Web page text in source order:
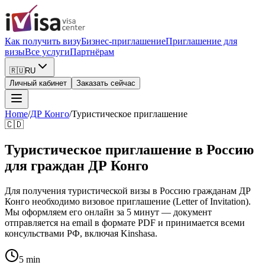
Как получить визуБизнес-приглашениеПриглашение для
визыВсе услугиПартнёрам
🇷🇺RU
Личный кабинет
Заказать сейчас
Home/ДР Конго/Туристическое приглашение
🇨🇩
Туристическое приглашение в Россию
для граждан ДР Конго
Для получения туристической визы в Россию гражданам ДР
Конго необходимо визовое приглашение (Letter of Invitation).
Мы оформляем его онлайн за 5 минут — документ
отправляется на email в формате PDF и принимается всеми
консульствами РФ, включая Kinshasa.
5 min